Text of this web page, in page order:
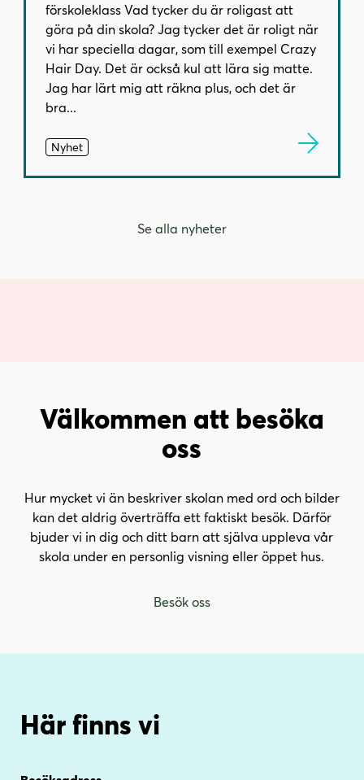
förskoleklass Vad tycker du är roligast att
göra på din skola? Jag tycker det är roligt när
vi har speciella dagar, som till exempel Crazy
Hair Day. Det är också kul att lära sig matte.
Jag har lärt mig att räkna plus, och det är
bra...
Nyhet
Se alla nyheter
Välkommen att besöka
oss
Hur mycket vi än beskriver skolan med ord och bilder
kan det aldrig överträffa ett faktiskt besök. Därför
bjuder vi in dig och ditt barn att själva uppleva vår
skola under en personlig visning eller öppet hus.
Besök oss
Här finns vi